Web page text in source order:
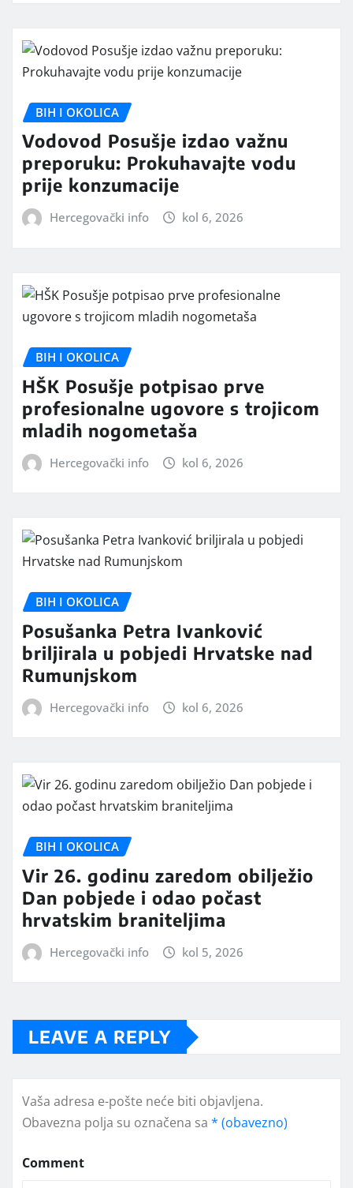
BIH I OKOLICA
Vodovod Posušje izdao važnu
preporuku: Prokuhavajte vodu
prije konzumacije
Hercegovački info kol 6, 2026
BIH I OKOLICA
HŠK Posušje potpisao prve
profesionalne ugovore s trojicom
mladih nogometaša
Hercegovački info kol 6, 2026
BIH I OKOLICA
Posušanka Petra Ivanković
briljirala u pobjedi Hrvatske nad
Rumunjskom
Hercegovački info kol 6, 2026
BIH I OKOLICA
Vir 26. godinu zaredom obilježio
Dan pobjede i odao počast
hrvatskim braniteljima
Hercegovački info kol 5, 2026
LEAVE A REPLY
Vaša adresa e-pošte neće biti objavljena.
Obavezna polja su označena sa * (obavezno)
Comment